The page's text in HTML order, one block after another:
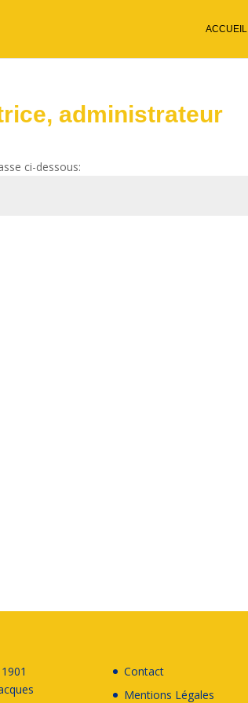
ACCUEIL
administrateur
ci-dessous:
Contact
Mentions Légales